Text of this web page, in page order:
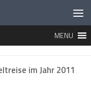
MENU
im Jahr 2011